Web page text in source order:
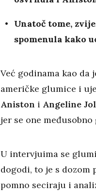
Unatoč tome,
spomenula kako
Već godinama kao
američke glumice i
Aniston i Angeline
jer se one
U intervjuima se
dogodi, to je s dozom
pomno seciraju i